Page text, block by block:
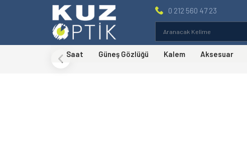
0 212 560 47 23
Saat Güneş Gözlüğü Kalem Aksesuar